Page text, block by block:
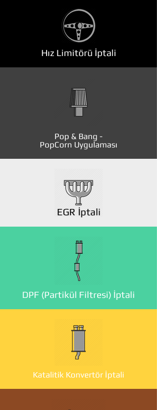
Hız Limitörü İptali
Pop & Bang -
PopCorn Uygulaması
EGR İptali
DPF (Partikül Filtresi) İptali
Katalitik Konvertör İptali